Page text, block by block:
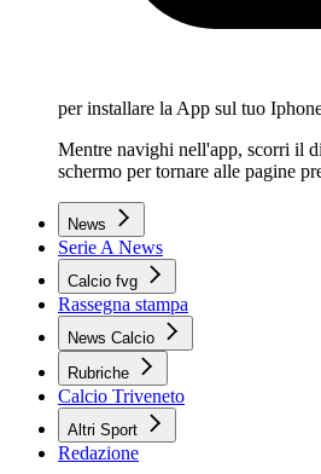
per installare la App sul tuo
Mentre navighi nell'app, scorri il
schermo per tornare alle pagine
News
Serie A News
Calcio fvg
Rassegna stampa
News Calcio
Rubriche
Calcio Triveneto
Altri Sport
Redazione